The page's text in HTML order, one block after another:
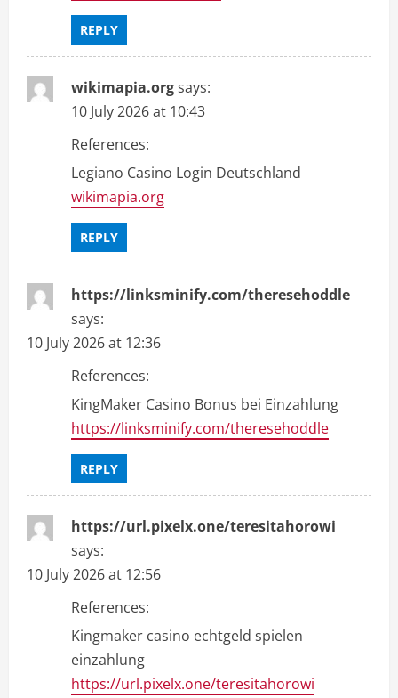
REPLY
wikimapia.orgsays:
10 July 2026 at 10:43
References:
Legiano Casino Login Deutschland
wikimapia.org
REPLY
https://linksminify.com/theresehoddle
says:
10 July 2026 at 12:36
References:
KingMaker Casino Bonus bei Einzahlung
https://linksminify.com/theresehoddle
REPLY
https://url.pixelx.one/teresitahorowi
says:
10 July 2026 at 12:56
References:
Kingmaker casino echtgeld spielen
einzahlung
https://url.pixelx.one/teresitahorowi